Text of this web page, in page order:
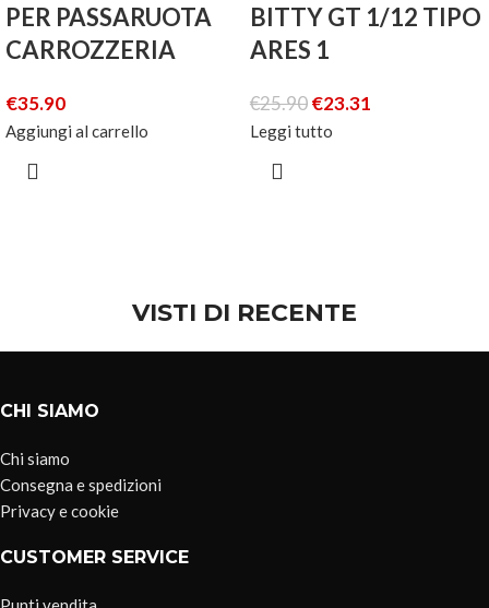
PER PASSARUOTA
CARROZZERIA
€35.90
Aggiungi al carrello
BITTY GT 1/12 TIPO
ARES 1
€25.90€23.31
Leggi tutto
VISTI DI RECENTE
CHI SIAMO
Chi siamo
Consegna e spedizioni
Privacy e cookie
CUSTOMER SERVICE